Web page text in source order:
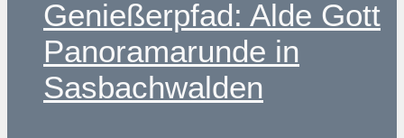
Genießerpfad: Alde Gott
Panoramarunde in
Sasbachwalden